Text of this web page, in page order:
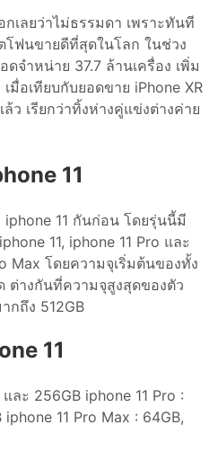
เลยว่าไม่ธรรมดา เพราะทันที
โฟนขายดีที่สุดในโลก ในช่วง
จำหน่าย 37.7 ล้านเครื่อง เพิ่ม
มื่อเทียบกับยอดขาย iPhone XR
ว เรียกว่าทิ้งห่างคู่แข่งต่างค่าย
11
11 กันก่อน โดยรุ่นนี้มี
11, iphone 11 Pro และ
Max โดยความจุเริ่มต้นของทั้ง
ต่างกันที่ความจุสูงสุดของตัว
กถึง 512GB
11
ละ 256GB iphone 11 Pro :
11 Pro Max : 64GB,